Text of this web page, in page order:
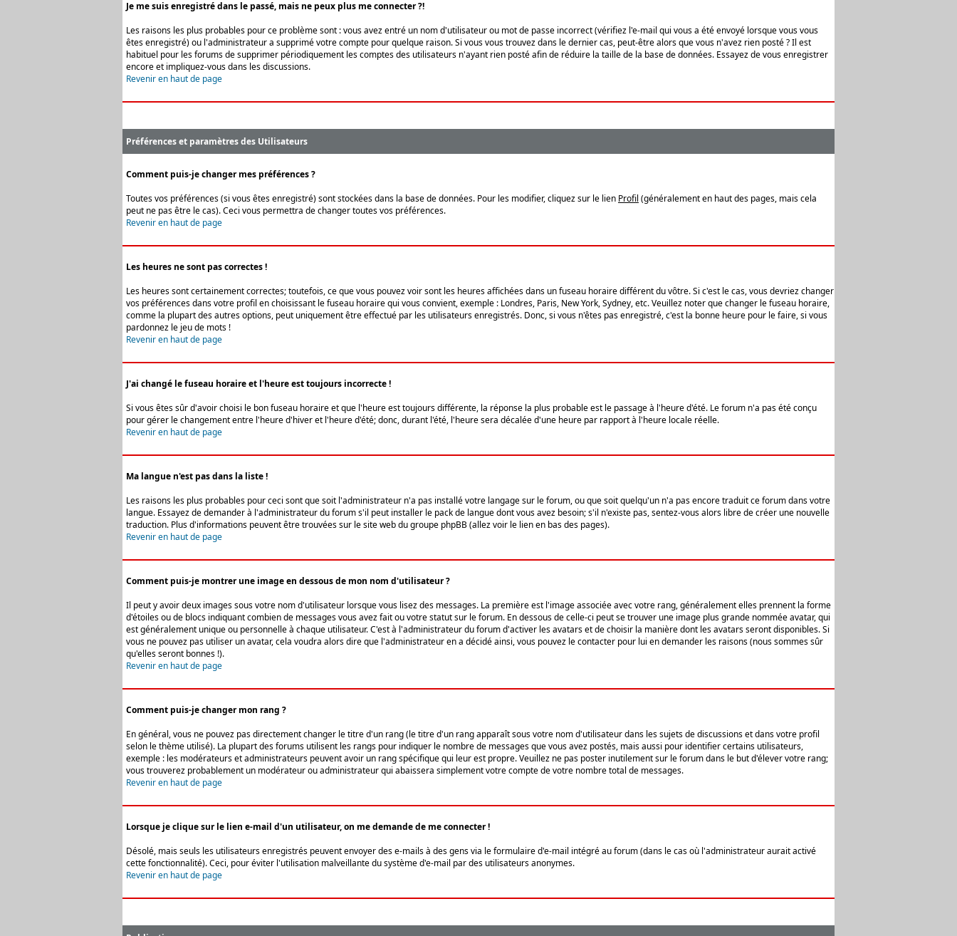
Je me suis enregistré dans le passé, mais ne peux plus me connecter ?!
Les raisons les plus probables pour ce problème sont : vous avez entré un nom d'utilisateur ou mot de passe incorrect (vérifiez l'e-mail qui vous a été envoyé lorsque vous vous
êtes enregistré) ou l'administrateur a supprimé votre compte pour quelque raison. Si vous vous trouvez dans le dernier cas, peut-être alors que vous n'avez rien posté ? Il est
habituel pour les forums de supprimer périodiquement les comptes des utilisateurs n'ayant rien posté afin de réduire la taille de la base de données. Essayez de vous enregistrer
encore et impliquez-vous dans les discussions.
Revenir en haut de page
Préférences et paramètres des Utilisateurs
Comment puis-je changer mes préférences ?
Toutes vos préférences (si vous êtes enregistré) sont stockées dans la base de données. Pour les modifier, cliquez sur le lien Profil (généralement en haut des pages, mais cela
peut ne pas être le cas). Ceci vous permettra de changer toutes vos préférences.
Revenir en haut de page
Les heures ne sont pas correctes !
Les heures sont certainement correctes; toutefois, ce que vous pouvez voir sont les heures affichées dans un fuseau horaire différent du vôtre. Si c'est le cas, vous devriez changer
vos préférences dans votre profil en choisissant le fuseau horaire qui vous convient, exemple : Londres, Paris, New York, Sydney, etc. Veuillez noter que changer le fuseau horaire,
comme la plupart des autres options, peut uniquement être effectué par les utilisateurs enregistrés. Donc, si vous n'êtes pas enregistré, c'est la bonne heure pour le faire, si vous
pardonnez le jeu de mots !
Revenir en haut de page
J'ai changé le fuseau horaire et l'heure est toujours incorrecte !
Si vous êtes sûr d'avoir choisi le bon fuseau horaire et que l'heure est toujours différente, la réponse la plus probable est le passage à l'heure d'été. Le forum n'a pas été conçu
pour gérer le changement entre l'heure d'hiver et l'heure d'été; donc, durant l'été, l'heure sera décalée d'une heure par rapport à l'heure locale réelle.
Revenir en haut de page
Ma langue n'est pas dans la liste !
Les raisons les plus probables pour ceci sont que soit l'administrateur n'a pas installé votre langage sur le forum, ou que soit quelqu'un n'a pas encore traduit ce forum dans votre
langue. Essayez de demander à l'administrateur du forum s'il peut installer le pack de langue dont vous avez besoin; s'il n'existe pas, sentez-vous alors libre de créer une nouvelle
traduction. Plus d'informations peuvent être trouvées sur le site web du groupe phpBB (allez voir le lien en bas des pages).
Revenir en haut de page
Comment puis-je montrer une image en dessous de mon nom d'utilisateur ?
Il peut y avoir deux images sous votre nom d'utilisateur lorsque vous lisez des messages. La première est l'image associée avec votre rang, généralement elles prennent la forme
d'étoiles ou de blocs indiquant combien de messages vous avez fait ou votre statut sur le forum. En dessous de celle-ci peut se trouver une image plus grande nommée avatar, qui
est généralement unique ou personnelle à chaque utilisateur. C'est à l'administrateur du forum d'activer les avatars et de choisir la manière dont les avatars seront disponibles. Si
vous ne pouvez pas utiliser un avatar, cela voudra alors dire que l'administrateur en a décidé ainsi, vous pouvez le contacter pour lui en demander les raisons (nous sommes sûr
qu'elles seront bonnes !).
Revenir en haut de page
Comment puis-je changer mon rang ?
En général, vous ne pouvez pas directement changer le titre d'un rang (le titre d'un rang apparaît sous votre nom d'utilisateur dans les sujets de discussions et dans votre profil
selon le thème utilisé). La plupart des forums utilisent les rangs pour indiquer le nombre de messages que vous avez postés, mais aussi pour identifier certains utilisateurs,
exemple : les modérateurs et administrateurs peuvent avoir un rang spécifique qui leur est propre. Veuillez ne pas poster inutilement sur le forum dans le but d'élever votre rang;
vous trouverez probablement un modérateur ou administrateur qui abaissera simplement votre compte de votre nombre total de messages.
Revenir en haut de page
Lorsque je clique sur le lien e-mail d'un utilisateur, on me demande de me connecter !
Désolé, mais seuls les utilisateurs enregistrés peuvent envoyer des e-mails à des gens via le formulaire d'e-mail intégré au forum (dans le cas où l'administrateur aurait activé
cette fonctionnalité). Ceci, pour éviter l'utilisation malveillante du système d'e-mail par des utilisateurs anonymes.
Revenir en haut de page